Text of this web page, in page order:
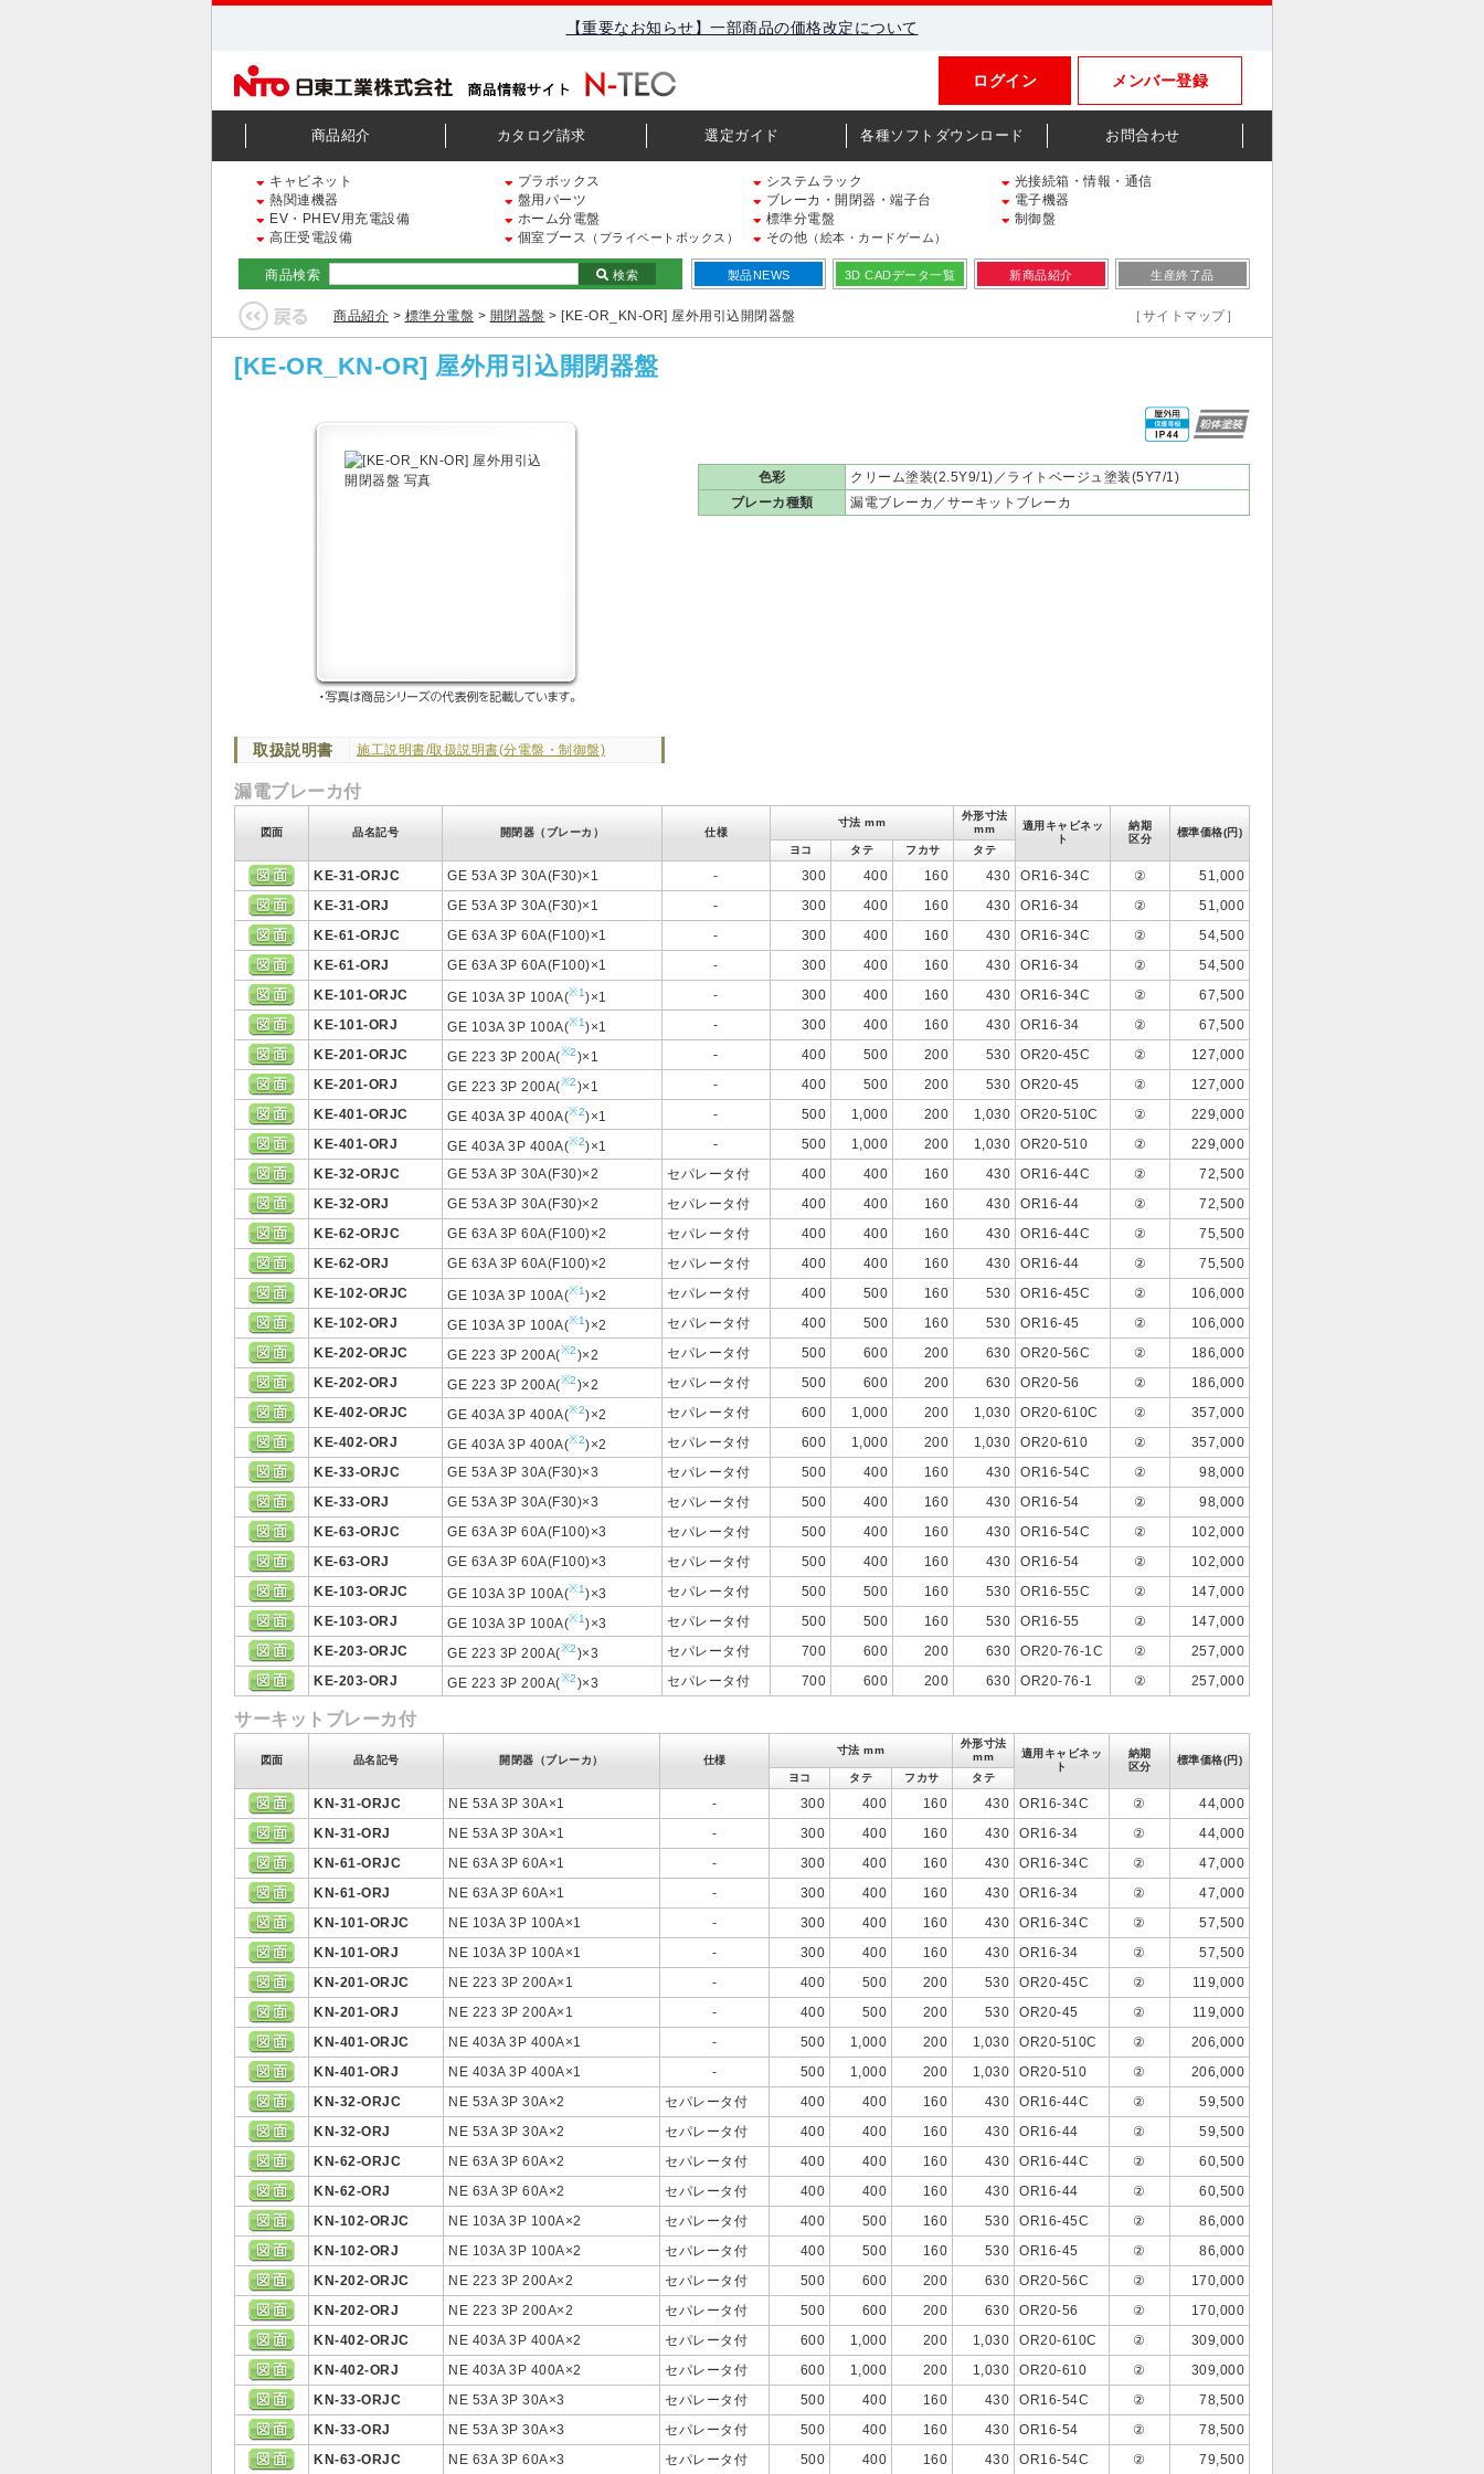
【重要なお知らせ】一部商品の価格改定について
メンバー登録
ログイン
商品紹介 カタログ請求 選定ガイド 各種ソフトダウンロード お問合わせ
キャビネット プラボックス システムラック
光接続箱・情報・通信
熱関連機器
盤用パーツ ブレーカ・開閉器・端子台
電子機器
EV・PHEV用充電設備
ホーム分電盤 標準分電盤
制御盤
高圧受電設備
個室ブース （プライベートボックス） その他 （絵本・カードゲーム）
商品検索 検索 製品NEWS 3D CADデータ一覧 新商品紹介 生産終了品
商品紹介 > 標準分電盤 > 開閉器盤 > [KE-OR_KN-OR] 屋外用引込開閉器盤 ［サイトマップ］
[KE-OR_KN-OR] 屋外用引込開閉器盤
取扱説明書 施工説明書/取扱説明書(分電盤・制御盤)
色彩
クリーム塗装(2.5Y9/1)／ライトベージュ塗装(5Y7/1)
ブレーカ種類
漏電ブレーカ／サーキットブレーカ
漏電ブレーカ付
図面 品名記号 開閉器（ブレーカ） 仕様
寸法 mm
外形寸法
mm
適用キャビネッ
ト
納期
区分
標準価格(円)
ヨコ
タテ フカサ タテ
KE-31-ORJC GE 53A 3P 30A(F30)×1 - 300 400 160 430 OR16-34C ②
51,000
KE-31-ORJ
GE 53A 3P 30A(F30)×1 - 300 400 160 430 OR16-34 ②
51,000
KE-61-ORJC
GE 63A 3P 60A(F100)×1 - 300 400 160 430 OR16-34C ②
54,500
KE-61-ORJ
GE 63A 3P 60A(F100)×1 - 300 400 160 430 OR16-34 ②
54,500
KE-101-ORJC
GE 103A 3P 100A(※1)×1 - 300 400 160 430 OR16-34C ②
67,500
KE-101-ORJ
GE 103A 3P 100A(※1)×1 - 300 400 160 430 OR16-34 ②
67,500
KE-201-ORJC
GE 223 3P 200A(※2)×1 - 400 500 200 530 OR20-45C ②
127,000
KE-201-ORJ
GE 223 3P 200A(※2)×1 - 400 500 200 530 OR20-45 ②
127,000
KE-401-ORJC
GE 403A 3P 400A(※2)×1 - 500 1,000 200 1,030 OR20-510C ②
229,000
KE-401-ORJ
GE 403A 3P 400A(※2)×1 - 500 1,000 200 1,030 OR20-510 ②
229,000
KE-32-ORJC
GE 53A 3P 30A(F30)×2 セパレータ付 400 400 160 430 OR16-44C ②
72,500
KE-32-ORJ
GE 53A 3P 30A(F30)×2 セパレータ付 400 400 160 430 OR16-44 ②
72,500
KE-62-ORJC
GE 63A 3P 60A(F100)×2 セパレータ付 400 400 160 430 OR16-44C ②
75,500
KE-62-ORJ
GE 63A 3P 60A(F100)×2 セパレータ付 400 400 160 430 OR16-44 ②
75,500
KE-102-ORJC
GE 103A 3P 100A(※1)×2 セパレータ付 400 500 160 530 OR16-45C ②
106,000
KE-102-ORJ
GE 103A 3P 100A(※1)×2 セパレータ付 400 500 160 530 OR16-45 ②
106,000
KE-202-ORJC
GE 223 3P 200A(※2)×2 セパレータ付 500 600 200 630 OR20-56C ②
186,000
KE-202-ORJ
GE 223 3P 200A(※2)×2 セパレータ付 500 600 200 630 OR20-56 ②
186,000
KE-402-ORJC
GE 403A 3P 400A(※2)×2 セパレータ付 600 1,000 200 1,030 OR20-610C ②
357,000
KE-402-ORJ
GE 403A 3P 400A(※2)×2 セパレータ付 600 1,000 200 1,030 OR20-610 ②
357,000
KE-33-ORJC
GE 53A 3P 30A(F30)×3 セパレータ付 500 400 160 430 OR16-54C ②
98,000
KE-33-ORJ
GE 53A 3P 30A(F30)×3 セパレータ付 500 400 160 430 OR16-54 ②
98,000
KE-63-ORJC
GE 63A 3P 60A(F100)×3 セパレータ付 500 400 160 430 OR16-54C ②
102,000
KE-63-ORJ
GE 63A 3P 60A(F100)×3 セパレータ付 500 400 160 430 OR16-54 ②
102,000
KE-103-ORJC
GE 103A 3P 100A(※1)×3 セパレータ付 500 500 160 530 OR16-55C ②
147,000
KE-103-ORJ
GE 103A 3P 100A(※1)×3 セパレータ付 500 500 160 530 OR16-55 ②
147,000
KE-203-ORJC
GE 223 3P 200A(※2)×3 セパレータ付 700 600 200 630 OR20-76-1C ②
257,000
KE-203-ORJ
GE 223 3P 200A(※2)×3 セパレータ付 700 600 200 630 OR20-76-1 ② 257,000
サーキットブレーカ付
図面 品名記号 開閉器（ブレーカ） 仕様
寸法 mm
外形寸法
mm
適用キャビネッ
ト
納期
区分
標準価格(円)
ヨコ
タテ フカサ タテ
KN-31-ORJC NE 53A 3P 30A×1 - 300 400 160 430 OR16-34C ②
44,000
KN-31-ORJ
NE 53A 3P 30A×1 - 300 400 160 430 OR16-34 ②
44,000
KN-61-ORJC
NE 63A 3P 60A×1 - 300 400 160 430 OR16-34C ②
47,000
KN-61-ORJ
NE 63A 3P 60A×1 - 300 400 160 430 OR16-34 ②
47,000
KN-101-ORJC
NE 103A 3P 100A×1 - 300 400 160 430 OR16-34C ②
57,500
KN-101-ORJ
NE 103A 3P 100A×1 - 300 400 160 430 OR16-34 ②
57,500
KN-201-ORJC
NE 223 3P 200A×1 - 400 500 200 530 OR20-45C ②
119,000
KN-201-ORJ
NE 223 3P 200A×1 - 400 500 200 530 OR20-45 ②
119,000
KN-401-ORJC
NE 403A 3P 400A×1 - 500 1,000 200 1,030 OR20-510C ②
206,000
KN-401-ORJ
NE 403A 3P 400A×1 - 500 1,000 200 1,030 OR20-510 ②
206,000
KN-32-ORJC
NE 53A 3P 30A×2 セパレータ付 400 400 160 430 OR16-44C ②
59,500
KN-32-ORJ
NE 53A 3P 30A×2 セパレータ付 400 400 160 430 OR16-44 ②
59,500
KN-62-ORJC
NE 63A 3P 60A×2 セパレータ付 400 400 160 430 OR16-44C ②
60,500
KN-62-ORJ
NE 63A 3P 60A×2 セパレータ付 400 400 160 430 OR16-44 ②
60,500
KN-102-ORJC
NE 103A 3P 100A×2 セパレータ付 400 500 160 530 OR16-45C ②
86,000
KN-102-ORJ
NE 103A 3P 100A×2 セパレータ付 400 500 160 530 OR16-45 ②
86,000
KN-202-ORJC
NE 223 3P 200A×2 セパレータ付 500 600 200 630 OR20-56C ②
170,000
KN-202-ORJ
NE 223 3P 200A×2 セパレータ付 500 600 200 630 OR20-56 ②
170,000
KN-402-ORJC
NE 403A 3P 400A×2 セパレータ付 600 1,000 200 1,030 OR20-610C ②
309,000
KN-402-ORJ
NE 403A 3P 400A×2 セパレータ付 600 1,000 200 1,030 OR20-610 ②
309,000
KN-33-ORJC
NE 53A 3P 30A×3 セパレータ付 500 400 160 430 OR16-54C ②
78,500
KN-33-ORJ
NE 53A 3P 30A×3 セパレータ付 500 400 160 430 OR16-54 ②
78,500
KN-63-ORJC
NE 63A 3P 60A×3 セパレータ付 500 400 160 430 OR16-54C ② 79,500